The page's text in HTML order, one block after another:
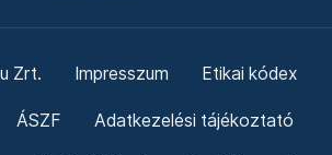
Zrt. Impresszum Etikai kódex
ÁSZF Adatkezelési tájékoztató